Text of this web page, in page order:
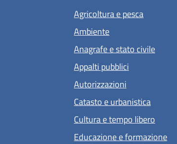
Agricoltura e pesca
Ambiente
Anagrafe e stato civile
Appalti pubblici
Autorizzazioni
Catasto e urbanistica
Cultura e tempo libero
Educazione e formazione